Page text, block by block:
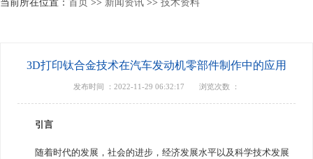
3D打印钛合金技术在汽车发动机零部件制作中的应用
发布时间 ：2022-11-29 06:32:17 浏览次数 ：
引言
随着时代的发展，社会的进步，经济发展水平以及科学技术发展